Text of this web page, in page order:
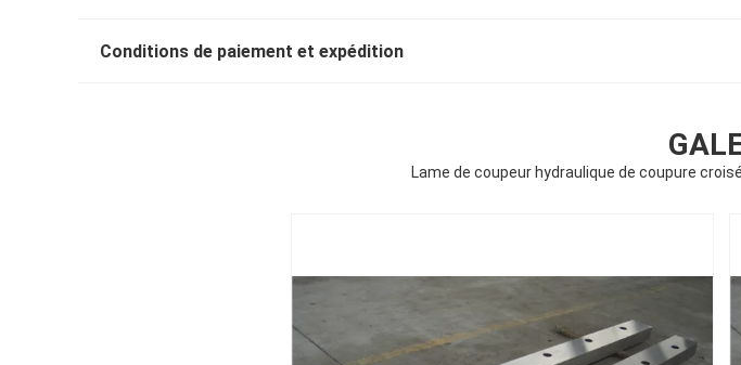
Conditions de paiement et expédition
Lame de coupeur hydraulique de coupure